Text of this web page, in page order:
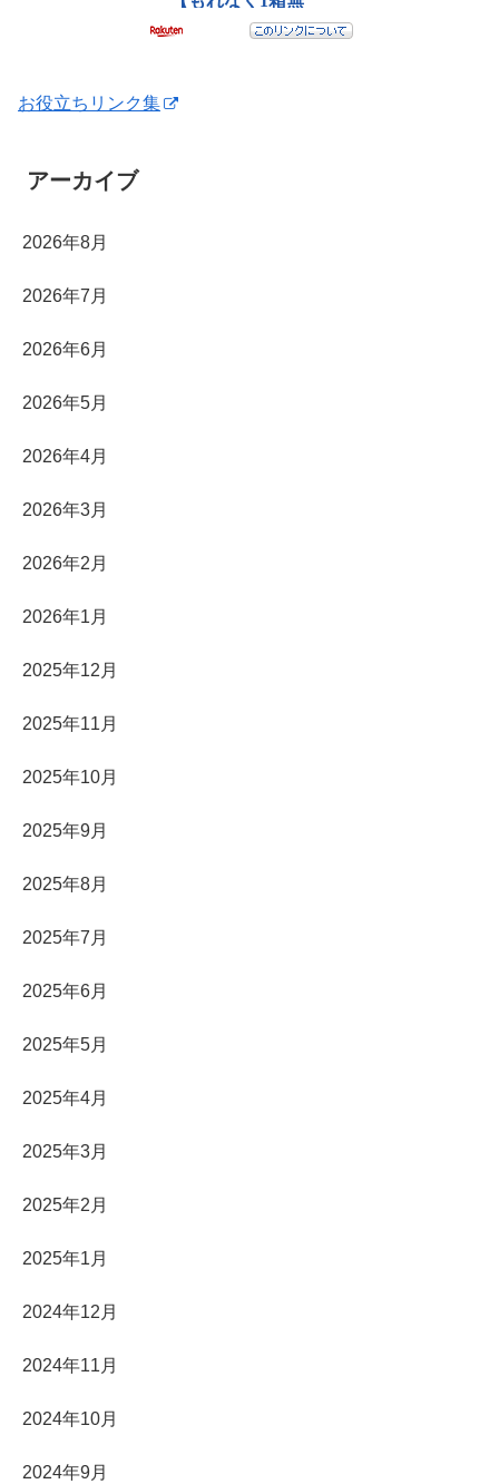
お役立ちリンク集
アーカイブ
2026年8月
2026年7月
2026年6月
2026年5月
2026年4月
2026年3月
2026年2月
2026年1月
2025年12月
2025年11月
2025年10月
2025年9月
2025年8月
2025年7月
2025年6月
2025年5月
2025年4月
2025年3月
2025年2月
2025年1月
2024年12月
2024年11月
2024年10月
2024年9月